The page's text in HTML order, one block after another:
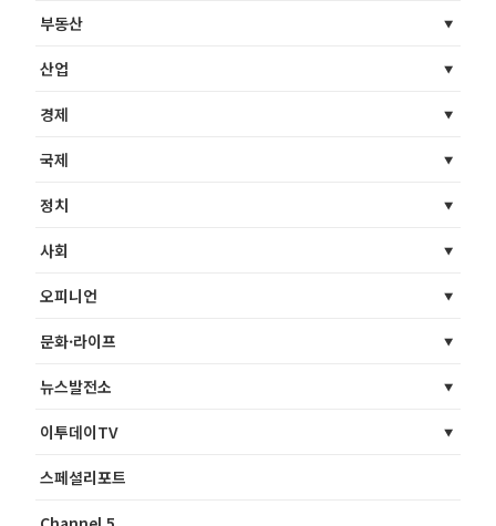
부동산
산업
경제
국제
정치
사회
오피니언
문화·라이프
뉴스발전소
이투데이TV
스페셜리포트